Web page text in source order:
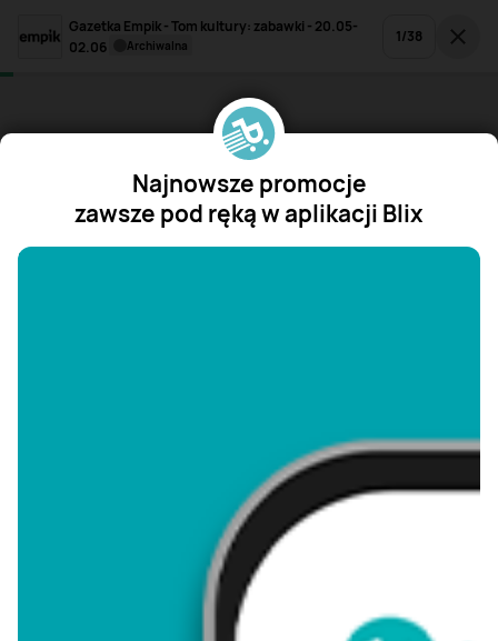
Gazetka Empik - Tom kultury: zabawki - 20.05-
02.06
archiwalna 1/38
Najnowsze promocje
zawsze pod ręką w aplikacji Blix
"/>